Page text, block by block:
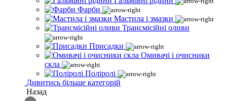
Фарби
Мастила і змазки
Трансмісійні оливи
Присадки
Омивачі і очисники
скла
Поліролі
Дивитись більше категорій
Назад